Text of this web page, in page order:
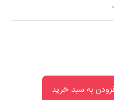
به سبد خرید